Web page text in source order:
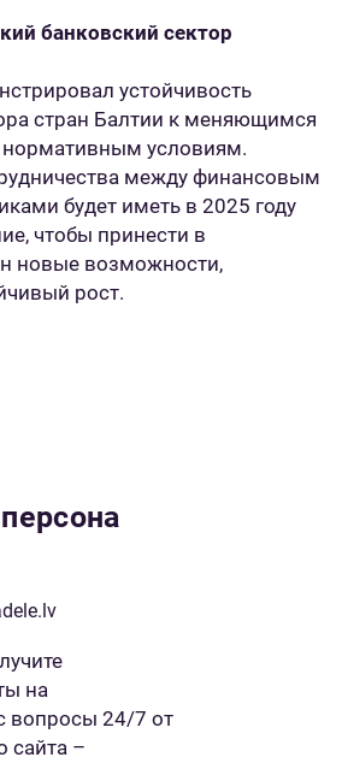
банковский сектор
устойчивость
стран Балтии к меняющимся
условиям.
между финансовым
будет иметь в 2025 году
чтобы принести в
новые возможности,
рост.
на
вопросы 24/7 от
сайта –